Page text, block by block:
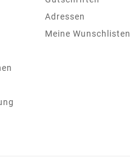
Adressen
Meine Wunschlisten